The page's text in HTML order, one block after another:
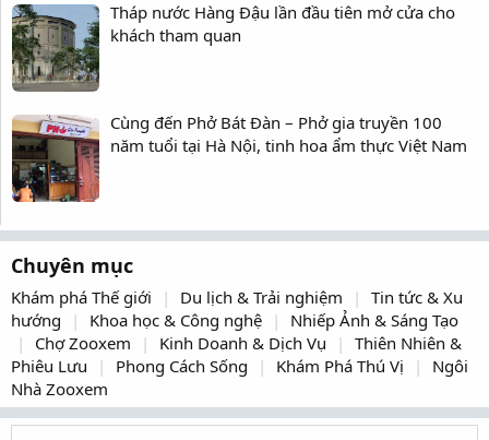
Tháp nước Hàng Đậu lần đầu tiên mở cửa cho
khách tham quan
Cùng đến Phở Bát Đàn – Phở gia truyền 100
năm tuổi tại Hà Nội, tinh hoa ẩm thực Việt Nam
Chuyên mục
Khám phá Thế giới Du lịch & Trải nghiệm
Tin tức & Xu
hướng
Khoa học & Công nghệ
Nhiếp Ảnh & Sáng Tạo
Chợ Zooxem
Kinh Doanh & Dịch Vụ
Thiên Nhiên &
Phiêu Lưu
Phong Cách Sống Khám Phá Thú Vị
Ngôi
Nhà Zooxem